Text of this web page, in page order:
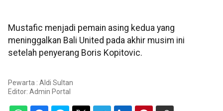
Mustafic menjadi pemain asing kedua yang
meninggalkan Bali United pada akhir musim ini
setelah penyerang Boris Kopitovic.
Pewarta : Aldi Sultan
Editor: Admin Portal